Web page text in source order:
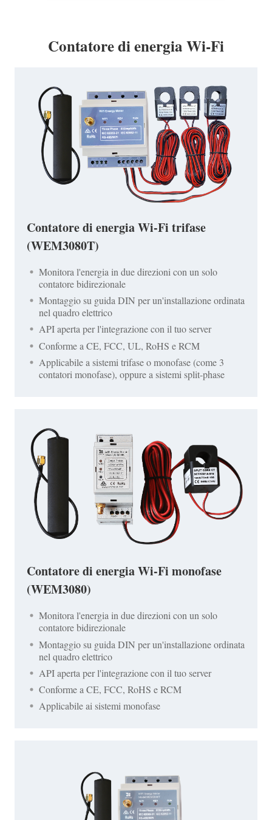
Contatore di energia Wi-Fi
Contatore di energia Wi-Fi trifase
(WEM3080T)
Monitora l'energia in due direzioni con un solo
contatore bidirezionale
Montaggio su guida DIN per un'installazione ordinata
nel quadro elettrico
API aperta per l'integrazione con il tuo server
Conforme a CE, FCC, UL, RoHS e RCM
Applicabile a sistemi trifase o monofase (come 3
contatori monofase), oppure a sistemi split-phase
Contatore di energia Wi-Fi monofase
(WEM3080)
Monitora l'energia in due direzioni con un solo
contatore bidirezionale
Montaggio su guida DIN per un'installazione ordinata
nel quadro elettrico
API aperta per l'integrazione con il tuo server
Conforme a CE, FCC, RoHS e RCM
Applicabile ai sistemi monofase